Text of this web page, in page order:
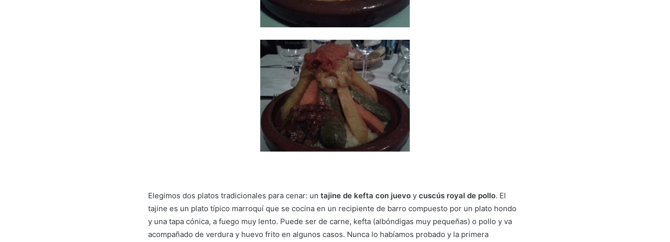
Elegimos dos platos tradicionales para cenar: un tajine de kefta con juevo y cuscús royal de pollo. El
tajine es un plato típico marroquí que se cocina en un recipiente de barro compuesto por un plato hondo
y una tapa cónica, a fuego muy lento. Puede ser de carne, kefta (albóndigas muy pequeñas) o pollo y va
acompañado de verdura y huevo frito en algunos casos. Nunca lo habíamos probado y la primera